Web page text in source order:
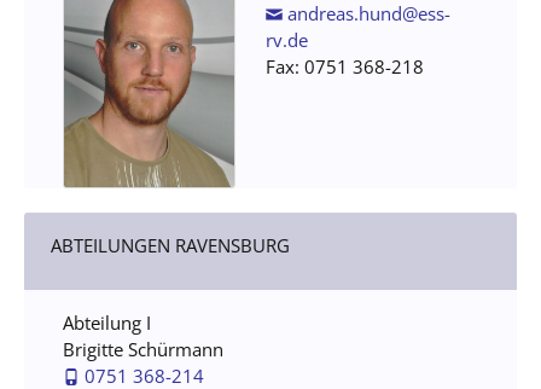
andreas.hund@ess-
rv.de
Fax: 0751 368-218
ABTEILUNGEN RAVENSBURG
Abteilung I
Brigitte Schürmann
0751 368-214